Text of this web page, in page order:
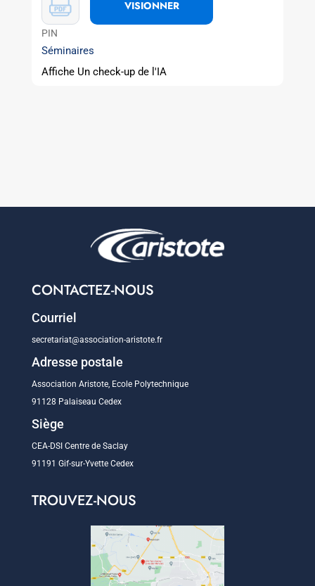
VISIONNER
PIN
Séminaires
Affiche Un check-up de l'IA
CONTACTEZ-NOUS
Courriel
secretariat@association-aristote.fr
Adresse postale
Association Aristote, Ecole Polytechnique
91128 Palaiseau Cedex
Siège
CEA-DSI Centre de Saclay
91191 Gif-sur-Yvette Cedex
TROUVEZ-NOUS